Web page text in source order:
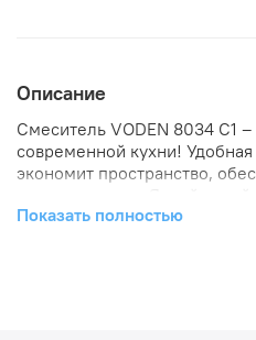
Описание
Смеситель VODEN 8034 C1
современной кухни! Удобная
экономит пространство,
индивидуальность вашего
Показать полностью